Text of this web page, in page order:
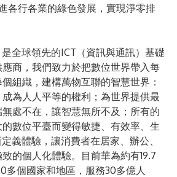
各行各業的綠色發展，實現淨零排
全球領先的ICT（資訊與通訊）基礎
商，我們致力於把數位世界帶入每
組織，建構萬物互聯的智慧世界：
為人人平等的權利；為世界提供最
處不在，讓智慧無所不及；所有的
數位平臺而變得敏捷、有效率、生
義體驗，讓消費者在居家、辦公、
的個人化體驗。目前華為約有19.7
多個國家和地區，服務30多億人